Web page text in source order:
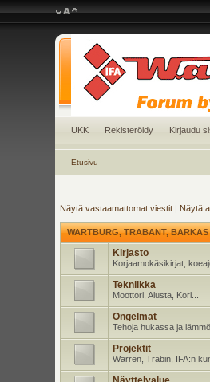
UKK Rekisteröidy Kirjaudu
Etusivu
Näytä vastaamattomat viestit| Näytä
WARTBURG, TRABANT, BARKAS
Kirjasto
Korjaamokäsikirjat,
Tekniikka
Moottori, Alusta, Kori...
Ongelmat
Tehoja hukassa ja
Projektit
Warren, Trabin, IFA:n